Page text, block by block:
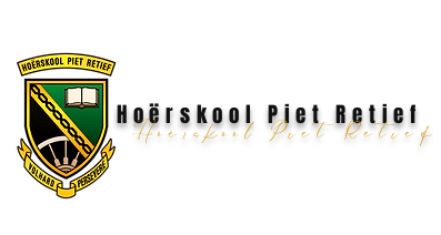
Hoërskool Piet Retief
Hoërskool Piet Retief